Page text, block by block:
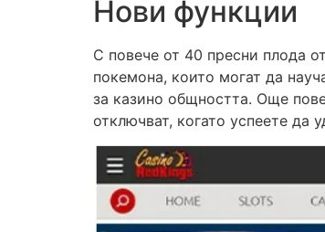
Нови функции
С повече от 40 пресни плода
покемона, които могат да
за казино общността. Още
отключват, когато успеете да